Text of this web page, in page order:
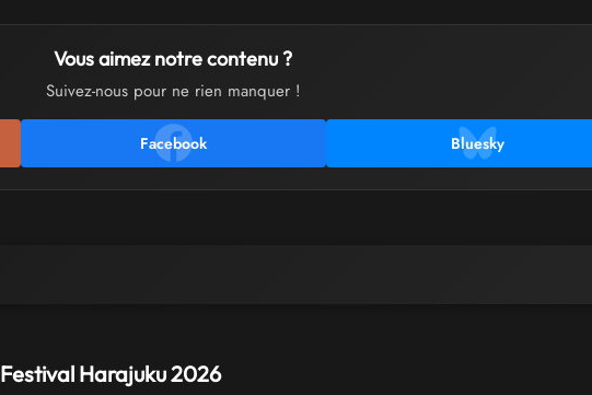
Vous aimez notre contenu ?
Suivez-nous pour ne rien manquer !
Facebook Bluesky
Festival Harajuku 2026